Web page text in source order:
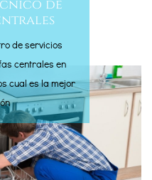
de
de servicios
centrales en
cual es la mejor